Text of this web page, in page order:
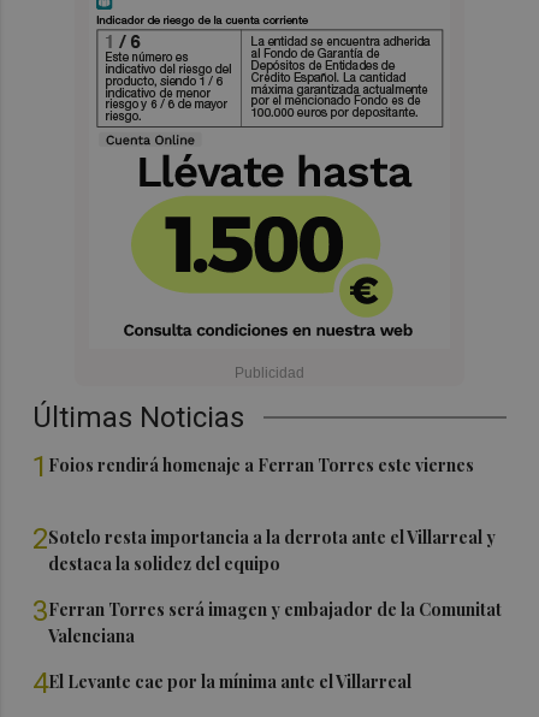
Últimas Noticias
1 Foios rendirá homenaje a Ferran Torres este viernes
2Sotelo resta importancia a la derrota ante el Villarreal y
destaca la solidez del equipo
3Ferran Torres será imagen y embajador de la Comunitat
Valenciana
4El Levante cae por la mínima ante el Villarreal